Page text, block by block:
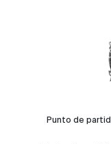
Punto de